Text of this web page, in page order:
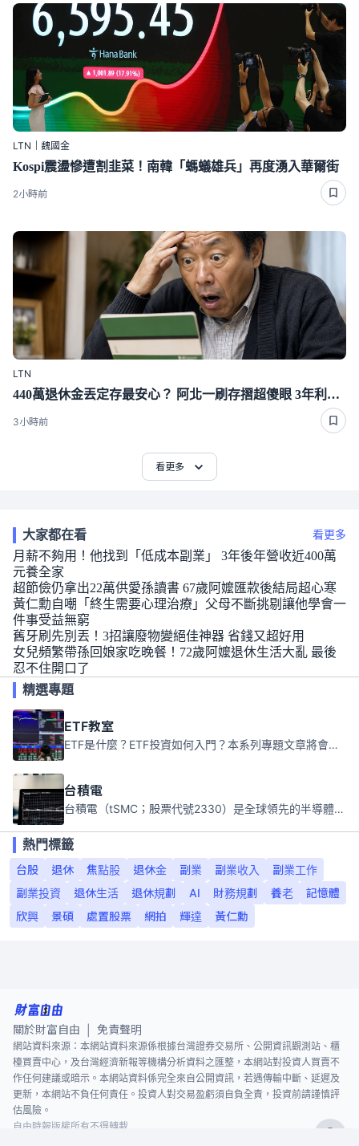
LTN｜魏國金
Kospi震盪慘遭割韭菜！南韓「螞蟻雄兵」再度湧入華爾街
2小時前
LTN
440萬退休金丟定存最安心？ 阿北一刷存摺超傻眼 3年利息僅1千多
3小時前
看更多
大家都在看 看更多
月薪不夠用！他找到「低成本副業」 3年後年營收近400萬
元養全家
超節儉仍拿出22萬供愛孫讀書 67歲阿嬤匯款後結局超心寒
黃仁勳自嘲「終生需要心理治療」父母不斷挑剔讓他學會一
件事受益無窮
舊牙刷先別丟！3招讓廢物變絕佳神器 省錢又超好用
女兒頻繁帶孫回娘家吃晚餐！72歲阿嬤退休生活大亂 最後
忍不住開口了
精選專題
ETF教室
ETF是什麼？ETF投資如何入門？本系列專題文章將會告訴你新手必須知道的ETF基礎知識。
台積電
台積電（tSMC；股票代號2330）是全球領先的半導體代工公司，成立於1987年，總部位於台灣新竹。且已於美國、日本、德國及中國設廠，台積電是全球首家專業積體電路製造服務公司，也是全球最先進和最大規模的半導體代工廠。
熱門標籤
台股
退休 焦點股 退休金 副業 副業收入
副業工作
副業投資
退休生活 退休規劃 AI 財務規劃 養老
記憶體
欣興
景碩 處置股票 網拍 輝達 黃仁勳
關於財富自由 免責聲明
網站資料來源：本網站資料來源係根據台灣證券交易所、公開資訊觀測站、櫃
檯買賣中心，及台灣經濟新報等機構分析資料之匯整，本網站對投資人買賣不
作任何建議或暗示。本網站資料係完全來自公開資訊，若遇傳輸中斷、延遲及
更新，本網站不負任何責任。投資人對交易盈虧須自負全責，投資前請謹慎評
估風險。
自由時報版權所有不得轉載